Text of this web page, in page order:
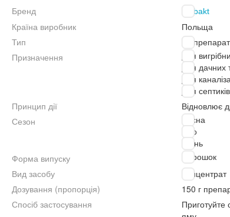
Бренд Biobakt
Країна виробник
Польща
Тип
Біопрепарат
Призначення
Для
Для дачних
Для
Для септиків
Принцип дії
Відновлює
Сезон
Весна
Літо
Осінь
Форма випуску
Порошок
Вид засобу
Концентрат
Дозування (пропорція)
150 г
Спосіб застосування
Приготуйте